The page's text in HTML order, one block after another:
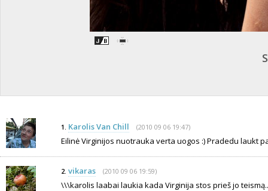
1. Karolis Van Chill (2010 09 06 19:47)
Eilinė Virginijos nuotrauka verta uogos :) Pradedu laukt
2. vikaras (2010 09 06 19:59)
\\\karolis laabai laukia kada Virginija stos prieš jo